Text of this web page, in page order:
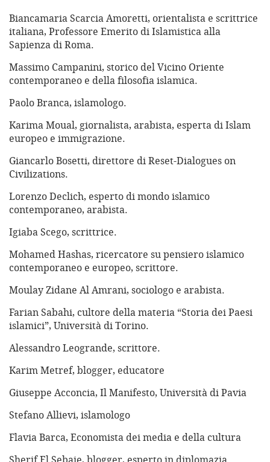
Biancamaria Scarcia Amoretti, orientalista e scrittrice
italiana, Professore Emerito di Islamistica alla
Sapienza di Roma.
Massimo Campanini, storico del Vicino Oriente
contemporaneo e della filosofia islamica.
Paolo Branca, islamologo.
Karima Moual, giornalista, arabista, esperta di Islam
europeo e immigrazione.
Giancarlo Bosetti, direttore di Reset-Dialogues on
Civilizations.
Lorenzo Declich, esperto di mondo islamico
contemporaneo, arabista.
Igiaba Scego, scrittrice.
Mohamed Hashas, ricercatore su pensiero islamico
contemporaneo e europeo, scrittore.
Moulay Zidane Al Amrani, sociologo e arabista.
Farian Sabahi, cultore della materia “Storia dei Paesi
islamici”, Università di Torino.
Alessandro Leogrande, scrittore.
Karim Metref, blogger, educatore
Giuseppe Acconcia, Il Manifesto, Università di Pavia
Stefano Allievi, islamologo
Flavia Barca, Economista dei media e della cultura